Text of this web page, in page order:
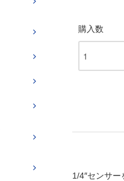
購入数
1/4″センサ